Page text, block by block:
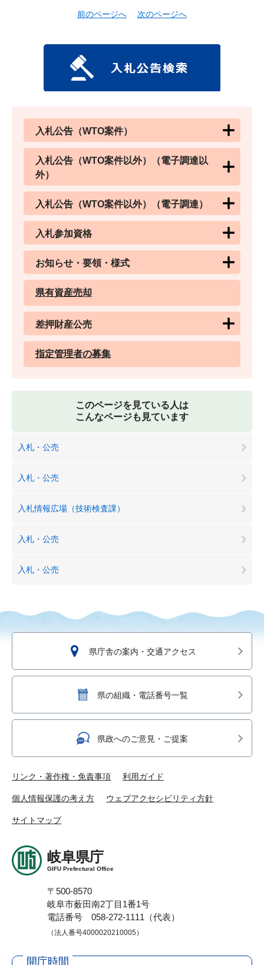
前のページへ 次のページへ
入札公告（WTO案件）
入札公告（WTO案件以外）（電子調達以
外）
入札公告（WTO案件以外）（電子調達）
入札参加資格
お知らせ・要領・様式
県有資産売却
差押財産公売
指定管理者の募集
このページを見ている人は
こんなページも見ています
入札・公売
入札・公売
入札情報広場（技術検査課）
入札・公売
入札・公売
県庁舎の案内・交通アクセス
県の組織・電話番号一覧
県政へのご意見・ご提案
リンク・著作権・免責事項 利用ガイド
個人情報保護の考え方 ウェブアクセシビリティ方針
サイトマップ
岐阜県庁
GIFU Prefectural Office
〒500-8570
岐阜市薮田南2丁目1番1号
電話番号 058-272-1111（代表）
（法人番号4000020210005）
開庁時間